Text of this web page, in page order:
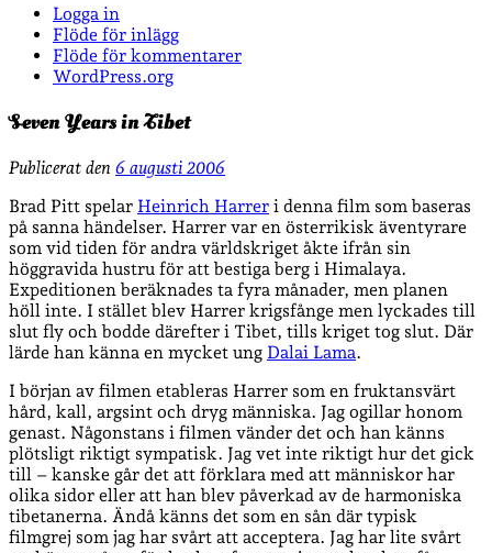
Logga in
Flöde för inlägg
Flöde för kommentarer
WordPress.org
Seven Years in Tibet
Publicerat den 6 augusti 2006
Brad Pitt spelar Heinrich Harrer i denna film som baseras
på sanna händelser. Harrer var en österrikisk äventyrare
som vid tiden för andra världskriget åkte ifrån sin
höggravida hustru för att bestiga berg i Himalaya.
Expeditionen beräknades ta fyra månader, men planen
höll inte. I stället blev Harrer krigsfånge men lyckades till
slut fly och bodde därefter i Tibet, tills kriget tog slut. Där
lärde han känna en mycket ung Dalai Lama.
I början av filmen etableras Harrer som en fruktansvärt
hård, kall, argsint och dryg människa. Jag ogillar honom
genast. Någonstans i filmen vänder det och han känns
plötsligt riktigt sympatisk. Jag vet inte riktigt hur det gick
till – kanske går det att förklara med att människor har
olika sidor eller att han blev påverkad av de harmoniska
tibetanerna. Ändå känns det som en sån där typisk
filmgrej som jag har svårt att acceptera. Jag har lite svårt